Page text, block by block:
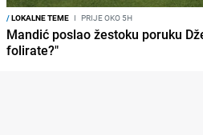
/LOKALNE TEME I PRIJE OKO 5H
Mandić poslao žestoku poruku
folirate?"